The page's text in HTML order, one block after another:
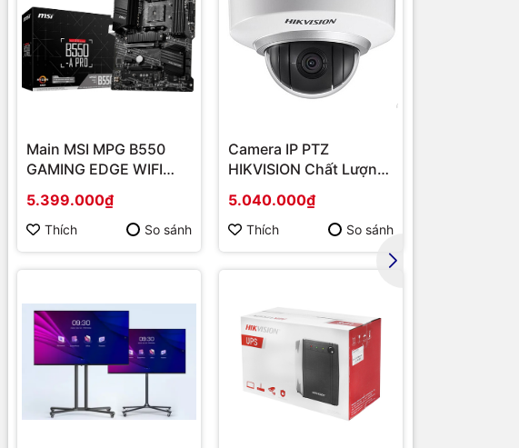
Main MSI MPG B550
GAMING EDGE WIFI
Socket AM4/ VGA
onboard)
5.399.000₫
Thích So sánh
Camera IP PTZ
HIKVISION Chất Lượng
5.040.000₫
Thích So sánh